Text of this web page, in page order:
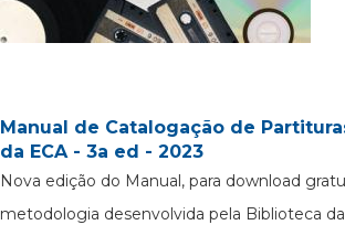
Manual de Catalogação de
da ECA - 3a ed - 2023
Nova edição do Manual, para download
metodologia desenvolvida pela Biblioteca